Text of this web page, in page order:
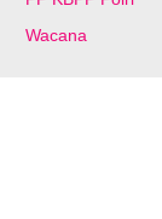
Wacana